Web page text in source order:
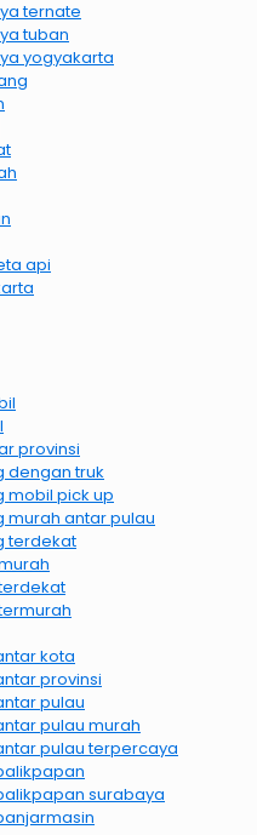
ternate
tuban
yogyakarta
api
provinsi
dengan truk
mobil pick up
antar pulau
terdekat
kota
provinsi
pulau
pulau murah
pulau terpercaya
surabaya